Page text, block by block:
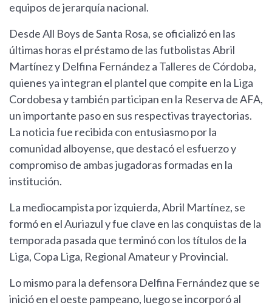
equipos de jerarquía nacional.
Desde All Boys de Santa Rosa, se oficializó en las
últimas horas el préstamo de las futbolistas Abril
Martínez y Delfina Fernández a Talleres de Córdoba,
quienes ya integran el plantel que compite en la Liga
Cordobesa y también participan en la Reserva de AFA,
un importante paso en sus respectivas trayectorias.
La noticia fue recibida con entusiasmo por la
comunidad alboyense, que destacó el esfuerzo y
compromiso de ambas jugadoras formadas en la
institución.
La mediocampista por izquierda, Abril Martínez, se
formó en el Auriazul y fue clave en las conquistas de la
temporada pasada que terminó con los títulos de la
Liga, Copa Liga, Regional Amateur y Provincial.
Lo mismo para la defensora Delfina Fernández que se
inició en el oeste pampeano, luego se incorporó al